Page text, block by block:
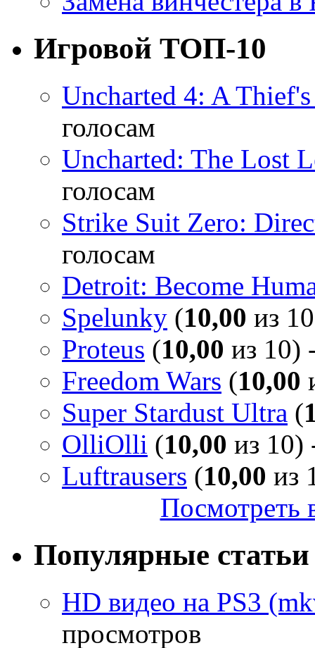
Игровой ТОП-10
Uncharted 4: A
голосам
Uncharted: The Lost
голосам
Strike Suit Zero:
голосам
Detroit: Become
Spelunky (10,00 из
Proteus (10,00 из 10)
Freedom Wars (10,00
Super Stardust Ultra (
OlliOlli (10,00 из 10)
Luftrausers (10,00 из
Посмотреть
Популярные статьи
HD видео на PS3
просмотров